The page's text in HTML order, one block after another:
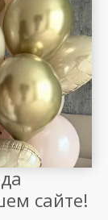
сайте!